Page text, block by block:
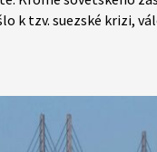
k tzv. suezské krizi,
pro mnohé
listopadu 2016.